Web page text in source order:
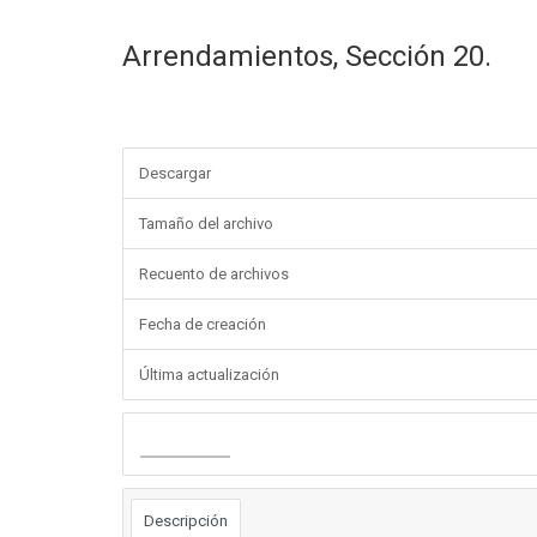
Arrendamientos, Sección 20.
Descargar
Tamaño del archivo
Recuento de archivos
Fecha de creación
Última actualización
Descripción